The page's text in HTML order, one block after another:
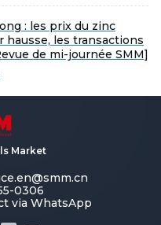
: les prix du zinc
hausse, les transactions
de mi-journée SMM]
Market
0306
via WhatsApp